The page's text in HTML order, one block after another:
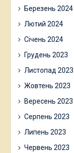
Березень 2024
Лютий 2024
Січень 2024
Грудень 2023
Листопад 2023
Жовтень 2023
Вересень 2023
Серпень 2023
Липень 2023
Червень 2023